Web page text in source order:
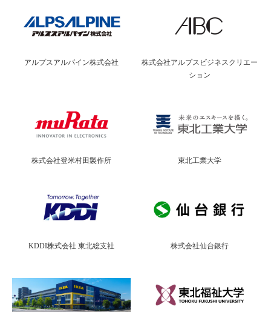
アルプスアルパイン株式会社
株式会社アルプスビジネスクリエー
ション
株式会社登米村田製作所 東北工業大学
KDDI株式会社 東北総支社 株式会社仙台銀行